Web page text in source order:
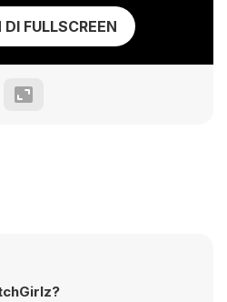
FULLSCREEN